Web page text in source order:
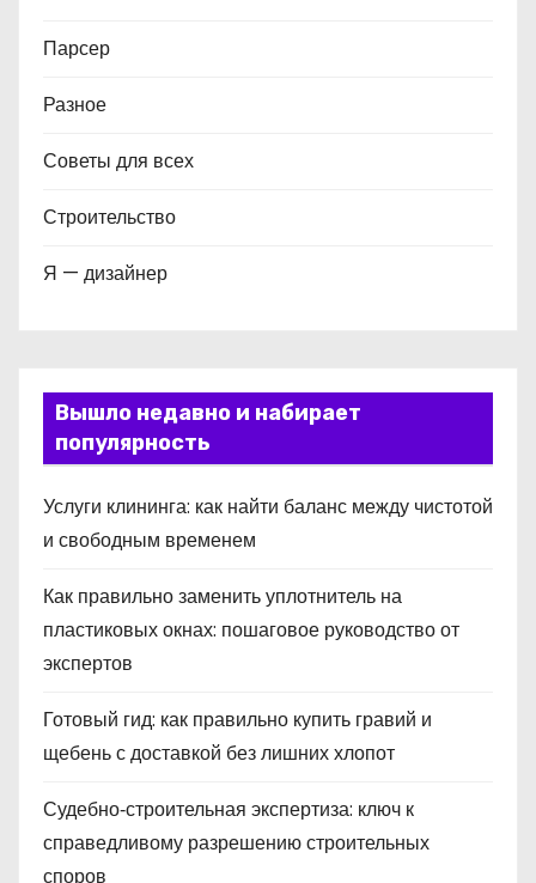
Парсер
Разное
Советы для всех
Строительство
Я — дизайнер
Вышло недавно и набирает
популярность
Услуги клининга: как найти баланс между чистотой
и свободным временем
Как правильно заменить уплотнитель на
пластиковых окнах: пошаговое руководство от
экспертов
Готовый гид: как правильно купить гравий и
щебень с доставкой без лишних хлопот
Судебно‑строительная экспертиза: ключ к
справедливому разрешению строительных
споров